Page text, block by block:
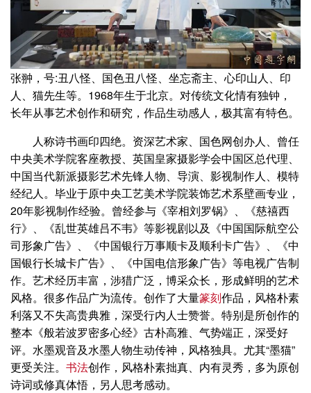
张翀，号:丑八怪、国色丑八怪、坐忘斋主、心印山人、印
人、猫先生等。1968年生于北京。对传统文化情有独钟，
长年从事艺术创作和研究，作品生动感人，极其富有特色。
人称诗书画印四绝。资深艺术家、国色网创办人、曾任
中央美术学院客座教授、英国皇家摄影学会中国区总代理、
中国当代新派摄影艺术先锋人物、导演、影视制作人、模特
经纪人。毕业于原中央工艺美术学院装饰艺术系壁画专业，
20年影视制作经验。曾经参与《宰相刘罗锅》、《慈禧西
行》、《乱世英雄吕不韦》等影视剧以及《中国国际航空公
司形象广告》、《中国银行万事顺卡及顺利卡广告》、《中
国银行长城卡广告》、《中国电信形象广告》等电视广告制
作。艺术经历丰富，涉猎广泛，博采众长，形成鲜明的艺术
风格。很多作品广为流传。创作了大量篆刻作品，风格朴素
利落又不失高贵典雅，深受行内人士赞誉。特别是所创作的
整本《般若波罗密多心经》古朴高雅、气势端正，深受好
评。水墨观音及水墨人物生动传神，风格独具。尤其“墨猫”
更受关注。 书法创作，风格朴素拙真、内有灵秀，多为原创
诗词或修真体悟，另人思考感动。